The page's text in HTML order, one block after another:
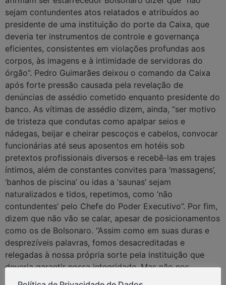
sejam contundentes atos relatados e atribuídos ao
presidente de uma instituição do porte da Caixa, que
deveria ter instrumentos de controle e governança
eficientes, consistentes em violações profundas aos
corpos, às imagens e à intimidade de servidoras do
órgão”. Pedro Guimarães deixou o comando da Caixa
após forte pressão causada pela revelação de
denúncias de assédio cometido enquanto presidente do
banco. As vítimas de assédio dizem, ainda, “ser motivo
de tristeza que condutas como apalpar seios e
nádegas, beijar e cheirar pescoços e cabelos, convocar
funcionárias até seus aposentos em hotéis sob
pretextos profissionais diversos e recebê-las em trajes
íntimos, além de constantes convites para ‘massagens’,
‘banhos de piscina’ ou idas a ‘saunas’ sejam
naturalizados e tidos, repetimos, como ‘não
contundentes’ pelo Chefe do Poder Executivo”. Por fim,
dizem que não vão se calar, apesar de posicionamentos
como os de Bolsonaro. “Assim como em suas duras e
desprezíveis palavras, fomos desacreditadas e
relegadas à nossa própria sorte pela instituição que
deveria garantir nossa integridade. Mas não nos
calamos e não iremos nos calar.” Leia na íntegra a nota